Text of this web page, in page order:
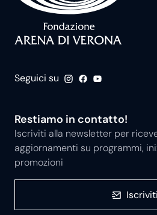
Seguici su
Restiamo in contatto!
Iscriviti alla newsletter per
aggiornamenti su programmi,
promozioni
Iscriviti